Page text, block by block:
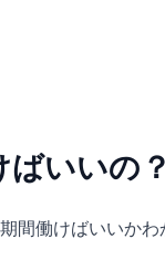
いいの
間働けばいいか